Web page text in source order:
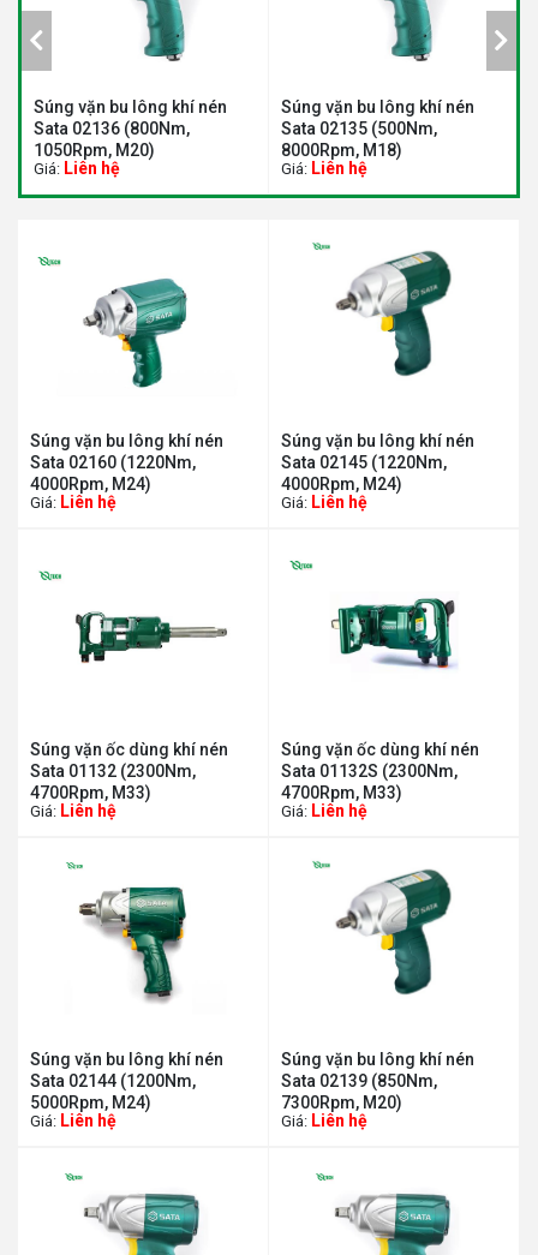
vặn bu lông khí nén
02136 (800Nm,
M20)
Liên hệ
Súng vặn bu lông khí nén
Sata 02135 (500Nm,
8000Rpm, M18)
Liên hệ
Súng vặn bu lông khí nén
Sata 02160 (1220Nm,
4000Rpm, M24)
Giá: Liên hệ
Súng vặn bu lông khí nén
Sata 02145 (1220Nm,
4000Rpm, M24)
Giá: Liên hệ
Súng vặn ốc dùng khí nén
Sata 01132 (2300Nm,
4700Rpm, M33)
Giá: Liên hệ
Súng vặn ốc dùng khí nén
Sata 01132S (2300Nm,
4700Rpm, M33)
Giá: Liên hệ
Súng vặn bu lông khí nén
Sata 02144 (1200Nm,
5000Rpm, M24)
Giá: Liên hệ
Súng vặn bu lông khí nén
Sata 02139 (850Nm,
7300Rpm, M20)
Giá: Liên hệ